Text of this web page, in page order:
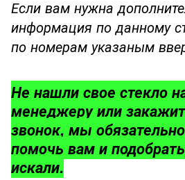
Если вам нужна
информация по данному
по номерам указаным
Не нашли свое стекло
менеджеру или
звонок, мы
помочь вам и
искали.